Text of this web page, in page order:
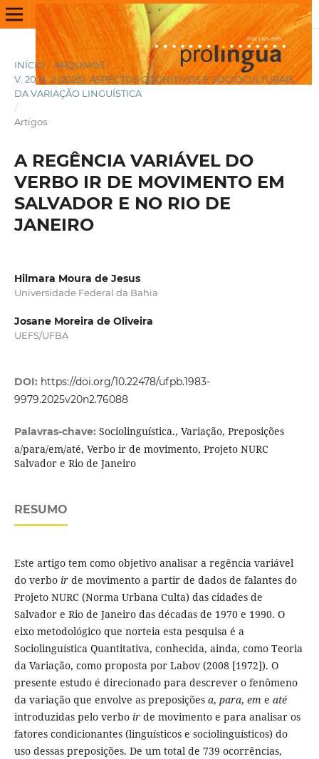
INÍCIO / ARQUIVOS /
V. 20 N. 2 (2025): ASPECTOS COGNITIVOS E SOCIOCULTURAIS
DA VARIAÇÃO LINGUÍSTICA
/
Artigos
A REGÊNCIA VARIÁVEL DO
VERBO IR DE MOVIMENTO EM
SALVADOR E NO RIO DE
JANEIRO
Hilmara Moura de Jesus
Universidade Federal da Bahia
Josane Moreira de Oliveira
UEFS/UFBA
DOI: https://doi.org/10.22478/ufpb.1983-
9979.2025v20n2.76088
Palavras-chave: Sociolinguística., Variação, Preposições
a/para/em/até, Verbo ir de movimento, Projeto NURC
Salvador e Rio de Janeiro
RESUMO
Este artigo tem como objetivo analisar a regência variável
do verbo irde movimento a partir de dados de falantes do
Projeto NURC (Norma Urbana Culta) das cidades de
Salvador e Rio de Janeiro das décadas de 1970 e 1990. O
eixo metodológico que norteia esta pesquisa é a
Sociolinguística Quantitativa, conhecida, ainda, como Teoria
da Variação, como proposta por Labov (2008 [1972]). O
presente estudo é direcionado para descrever o fenômeno
da variação que envolve as preposições a, para, em e até
introduzidas pelo verbo irde movimento e para analisar os
fatores condicionantes (linguísticos e sociolinguísticos) do
uso dessas preposições. De um total de 739 ocorrências,